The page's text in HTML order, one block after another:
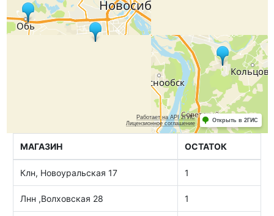
МАГАЗИН ОСТАТОК
Клн, Новоуральская 17 1
Лнн ,Волховская 28 1